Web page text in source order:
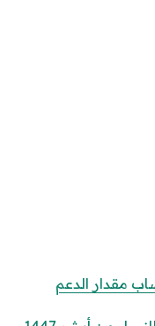
مقدار الدعم